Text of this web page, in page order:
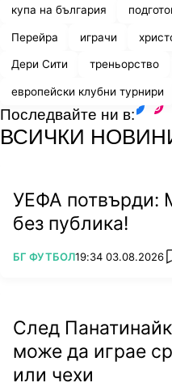
купа на българия
Перейра играчи
Дери Сити треньорство
европейски клубни турнири
Последвайте ни в:
ВСИЧКИ
УЕФА потвърди:
без публика!
ПОВЕЧЕ ОТ
БГ ФУТБОЛ19:34 03.08.2026
След
може да играе
или чехи